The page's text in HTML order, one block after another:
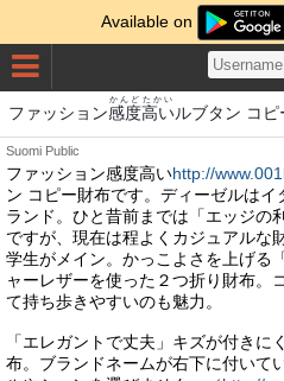
Available on
ファッション感度
かんど
高い
たかい
ルブタン コピ
Suomi Public
ファッション感度高いhttp://
ン コピー財布です。ディーゼルは
ランド。ひと昔前までは「エッジの
ですが、現在は程よくカジュアルな
学生がメイン。かっこよさを上げる
ャーレザーを使った２つ折り財布。
て持ち歩きやすいのも魅力。
「エレガントで丈夫」キズが付き
布。ブランドネームが右下に付いて